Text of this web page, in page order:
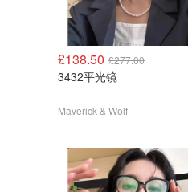
£138.50 £277.00
3432平光镜
Maverick & Wolf